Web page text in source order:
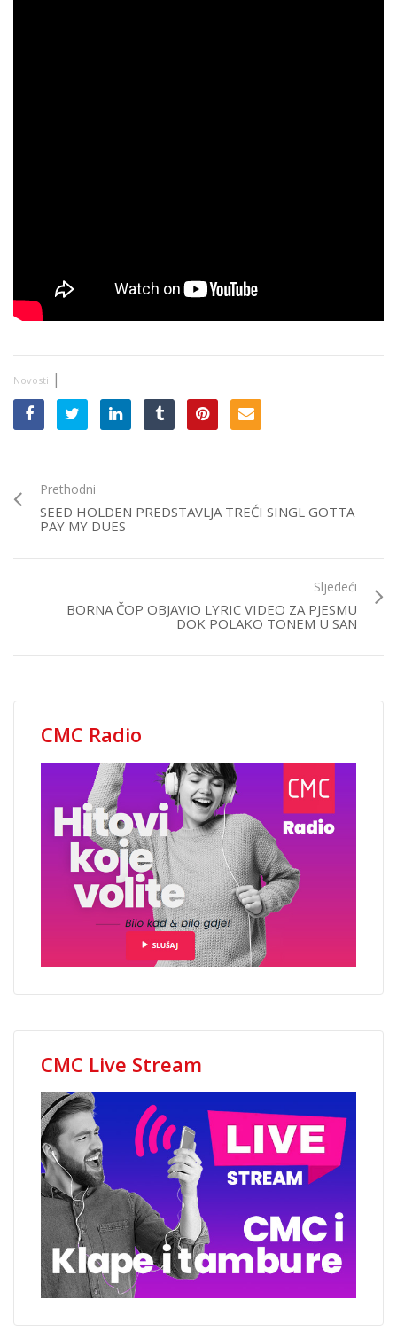
Novosti |
Prethodni
SEED HOLDEN PREDSTAVLJA TREĆI SINGL GOTTA
PAY MY DUES
Sljedeći
BORNA ČOP OBJAVIO LYRIC VIDEO ZA PJESMU
DOK POLAKO TONEM U SAN
CMC Radio
CMC Live Stream